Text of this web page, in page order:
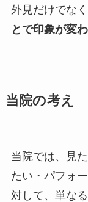
外見だけでなく
とで印象が変
当院の考え
当院では、見
たい・パフォ
対して、単な